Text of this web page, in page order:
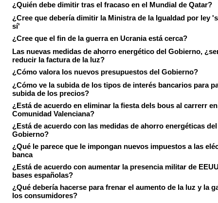
¿Quién debe dimitir tras el fracaso en el Mundial de Qatar?
¿Cree que debería dimitir la Ministra de la Igualdad por ley
sí'
¿Cree que el fin de la guerra en Ucrania está cerca?
Las nuevas medidas de ahorro energético del Gobierno,
reducir la factura de la luz?
¿Cómo valora los nuevos presupuestos del Gobierno?
¿Cómo ve la subida de los tipos de interés bancarios para
subida de los precios?
¿Está de acuerdo en eliminar la fiesta dels bous al carrerr
Comunidad Valenciana?
¿Está de acuerdo con las medidas de ahorro energéticas del
Gobierno?
¿Qué le parece que le impongan nuevos impuestos a las
banca
¿Está de acuerdo con aumentar la presencia militar de
bases españolas?
¿Qué debería hacerse para frenar el aumento de la luz y la
los consumidores?